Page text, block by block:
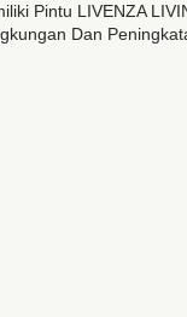
Pintu LIVENZA
Dan